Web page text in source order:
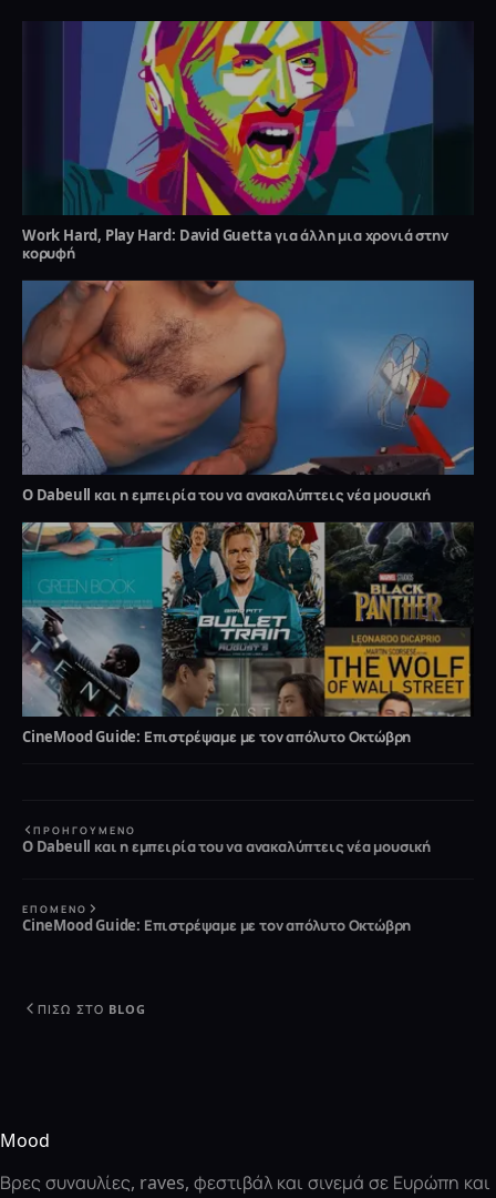
Work Hard, Play Hard: David Guetta για άλλη μια χρονιά στην
κορυφή
O Dabeull και η εμπειρία του να ανακαλύπτεις νέα μουσική
CineMood Guide: Επιστρέψαμε με τον απόλυτο Οκτώβρη
ΠΡΟΗΓΟΎΜΕΝΟ
O Dabeull και η εμπειρία του να ανακαλύπτεις νέα μουσική
ΕΠΌΜΕΝΟ
CineMood Guide: Επιστρέψαμε με τον απόλυτο Οκτώβρη
ΠΊΣΩ ΣΤΟ BLOG
Mood
Βρες συναυλίες, raves, φεστιβάλ και σινεμά σε Ευρώπη και